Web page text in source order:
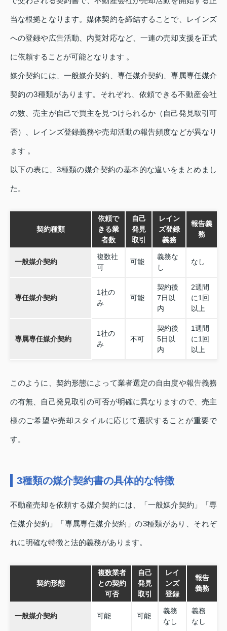
当な根拠となります。媒体契約を締結することで、レインズ
への登録や広告活動、内覧対応など、一連の売却支援を正式
に依頼することが可能となります 。
媒介契約には、一般媒介契約、専任媒介契約、専属専任媒介
契約の3種類があります。それぞれ、依頼できる不動産会社
の数、売主が自己で買主を見つけられるか（自己発見取引可
否）、レインズ登録義務や売却活動の報告頻度などが異なり
ます 。
以下の表に、3種類の媒介契約の基本的な違いをまとめまし
た。
契約種類
依頼で
きる業
者数
自己
発見
取引
レイン
ズ登録
義務
報告義
務
一般媒介契約
複数社
可
可能
義務な
し
なし
専任媒介契約
1社の
み
可能
契約後
7日以
内
2週間
に1回
以上
専属専任媒介契約
1社の
み
不可
契約後
5日以
内
1週間
に1回
以上
このように、契約形態によって業者選定の自由度や報告義務
の有無、自己発見取引の可否が明確に異なりますので、売主
様のご希望や売却スタイルに応じて選択することが重要で
す。
3種類の媒介契約書の具体的な特徴
不動産売却を依頼する媒介契約には、「一般媒介契約」「専
任媒介契約」「専属専任媒介契約」の3種類があり、それぞ
れに明確な特徴と法的義務があります。
契約形態
複数業者
との契約
可否
自己
発見
取引
レイ
ンズ
登録
報告
義務
一般媒介契約 可能 可能
義務
なし
義務
なし